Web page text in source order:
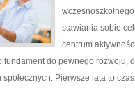
stawiania sobie
centrum
fundament do pewnego rozwoju,
społecznych. Pierwsze lata to